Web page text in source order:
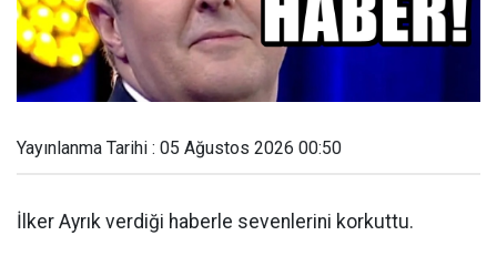
Yayınlanma Tarihi : 05 Ağustos 2026 00:50
İlker Ayrık verdiği haberle sevenlerini korkuttu.